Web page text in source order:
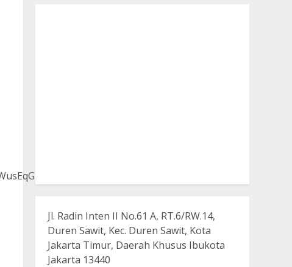
Jl. Radin Inten II No.61 A, RT.6/RW.14,
Duren Sawit, Kec. Duren Sawit, Kota
Jakarta Timur, Daerah Khusus Ibukota
Jakarta 13440